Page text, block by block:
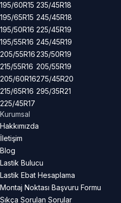
195/60R15
195/65R15
195/50R16
195/55R16
205/55R16
215/55R16
205/60R16
215/65R16
225/45R17
235/45R18
245/45R18
225/45R19
245/45R19
235/50R19
205/55R19
275/45R20
295/35R21
Kurumsal
Hakkımızda
İletişim
Blog
Lastik Bulucu
Lastik Ebat Hesaplama
Montaj Noktası Başvuru Formu
Sıkça Sorulan Sorular